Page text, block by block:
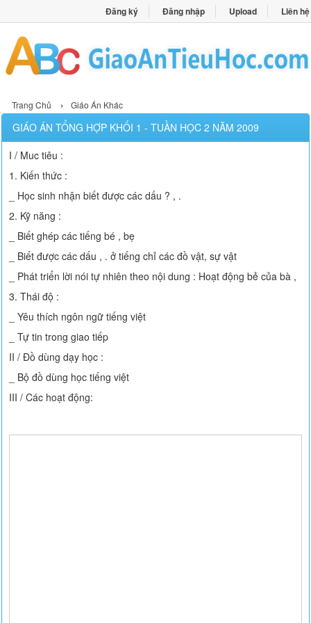
Đăng ký Đăng nhập Upload Liên hệ
Trang Chủ › Giáo Án Khác
GIÁO ÁN TỔNG HỢP KHỐI 1 - TUẦN HỌC 2 NĂM 2009
I / Muc tiêu :
1. Kiến thức :
_ Học sinh nhận biết được các dấu ? , .
2. Kỹ năng :
_ Biết ghép các tiếng bé , bẹ
_ Biết được các dấu , . ở tiếng chỉ các đồ vật, sự vật
_ Phát triển lời nói tự nhiên theo nội dung : Hoạt động bẻ của bà ,
3. Thái độ :
_ Yêu thích ngôn ngữ tiếng việt
_ Tự tin trong giao tiếp
II / Đồ dùng dạy học :
_ Bộ đồ dùng học tiếng việt
III / Các hoạt động: